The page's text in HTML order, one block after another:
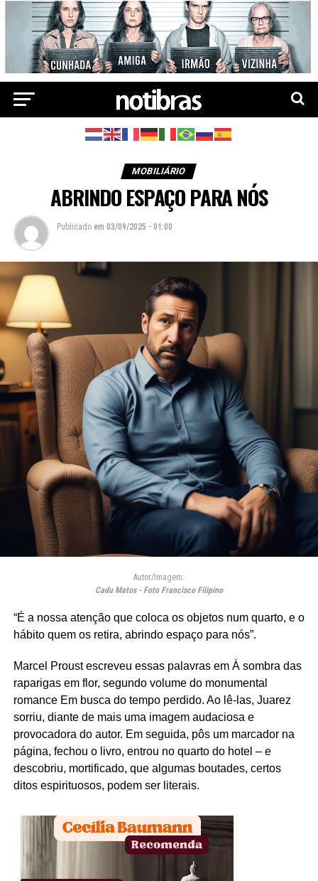
MOBILIÁRIO
ABRINDO ESPAÇO PARA NÓS
Publicado em 03/09/2025 - 01:00
Autor/Imagem:
Cadu Matos - Foto Francisco Filipino
“É a nossa atenção que coloca os objetos num quarto, e o
hábito quem os retira, abrindo espaço para nós”.
Marcel Proust escreveu essas palavras em À sombra das
raparigas em flor, segundo volume do monumental
romance Em busca do tempo perdido. Ao lê-las, Juarez
sorriu, diante de mais uma imagem audaciosa e
provocadora do autor. Em seguida, pôs um marcador na
página, fechou o livro, entrou no quarto do hotel – e
descobriu, mortificado, que algumas boutades, certos
ditos espirituosos, podem ser literais.